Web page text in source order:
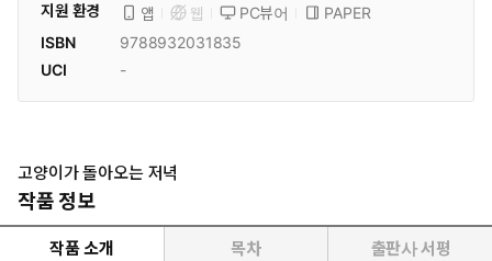
지원 환경
앱 웹 PC뷰어
PAPER
ISBN
9788932031835
UCI
-
고양이가 돌아오는 저녁
작품 정보
작품 소개 목차 출판사 서평